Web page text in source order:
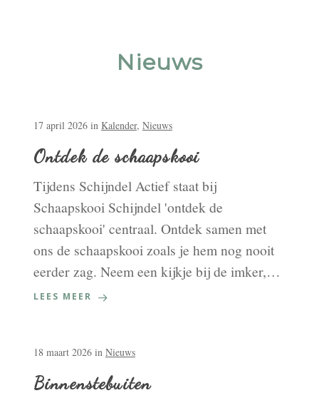
Nieuws
17 april 2026in Kalender, Nieuws
Ontdek de schaapskooi
Tijdens Schijndel Actief staat bij
Schaapskooi Schijndel 'ontdek de
schaapskooi' centraal. Ontdek samen met
ons de schaapskooi zoals je hem nog nooit
eerder zag. Neem een kijkje bij de imker,…
LEES MEER
18 maart 2026in Nieuws
Binnenstebuiten